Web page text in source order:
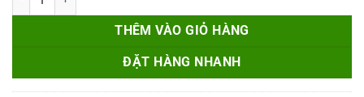
THÊM VÀO GIỎ HÀNG
ĐẶT HÀNG NHANH